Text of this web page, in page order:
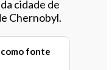
cidade de
Chernobyl.
fonte